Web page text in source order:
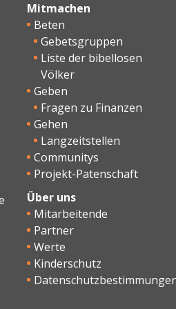
Mitmachen
Beten
Gebetsgruppen
Liste der bibellosen
Völker
Geben
Fragen zu Finanzen
Gehen
Langzeitstellen
Communitys
Projekt-Patenschaft
Über uns
Mitarbeitende
Partner
Werte
Kinderschutz